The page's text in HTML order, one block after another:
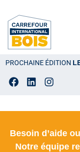
PROCHAINE ÉDITION
Besoin d’aide
Notre équipe